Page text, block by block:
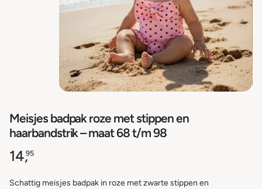
Meisjes badpak roze met stippen en
haarbandstrik – maat 68 t/m 98
14,95
Schattig meisjes badpak in roze met zwarte stippen en